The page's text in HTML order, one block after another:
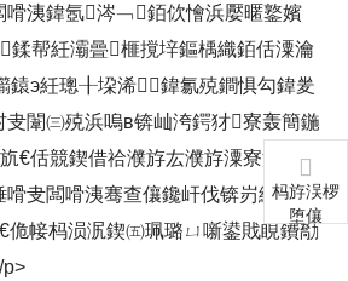
嗗洟鍏氬涔﹁銆佽懀浜嬮暱鐜嬪
鍒帮紝灞曡榧撹垶鏂楀織銆佸潥瀹
鎱э紝璁╂垜浠鍏氱殑鐧惧勾鍏夎
闈㈢殑浜嗚в锛屾洿鍔犲寮轰簡鍦
€佸競鍥借祫濮斿厷濮斿潥寮洪瀵
嗗叏闆嗗洟骞查儴鑱屽伐锛岃繘涓
佹帹杩涢泦鍥㈤珮璐ㄩ噺鍙戝睍鐨勪
p>
杩斿洖椤
堕儴